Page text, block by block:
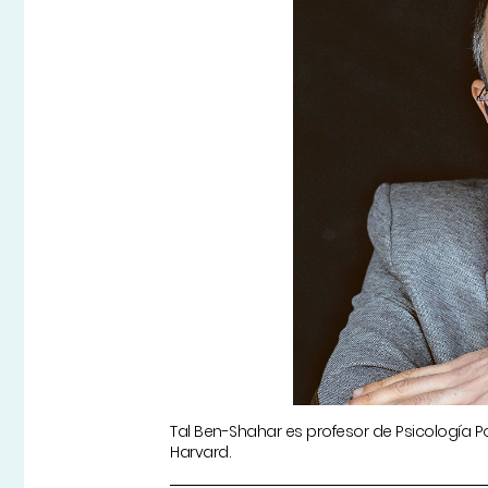
Tal Ben-Shahar es profesor de Psicología
Harvard.